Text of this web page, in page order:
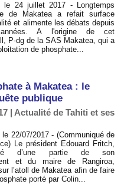
le 24 juillet 2017 - Longtemps
de Makatea a refait surface
et alimente les débats depuis
années. A l'origine de cet
P-dg de la SAS Makatea, qui a
de phosphate...
à Makatea : le
publique
| Actualité de Tahiti et ses
le 22/07/2017 - (Communiqué de
Le président Edouard Fritch,
d’une partie de son
et du maire de Rangiroa,
l’atoll de Makatea afin de faire
porté par Colin...